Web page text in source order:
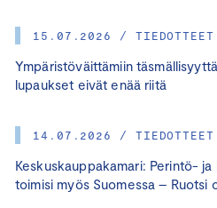
15.07.2026 / TIEDOTTEET
Ympäristöväittämiin
lupaukset eivät enää riitä
14.07.2026 / TIEDOTTEET
Keskuskauppakamari: Perintö-
toimisi myös Suomessa – Ruotsi